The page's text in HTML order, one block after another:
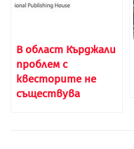
В област Кърджали
проблем с
квесторите не
съществува